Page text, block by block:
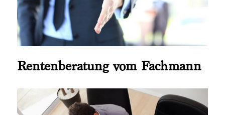
Rentenberatung vom Fachmann